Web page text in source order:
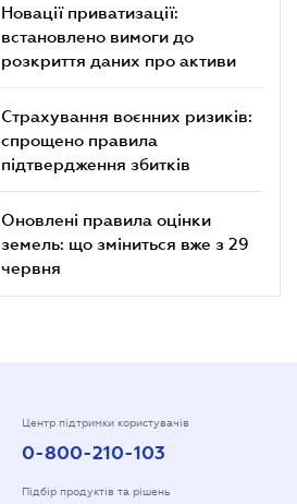
Новації приватизації:
встановлено вимоги до
розкриття даних про активи
Страхування воєнних ризиків:
спрощено правила
підтвердження збитків
Оновлені правила оцінки
земель: що зміниться вже з 29
червня
Центр підтримки користувачів
0-800-210-103
Підбір продуктів та рішень